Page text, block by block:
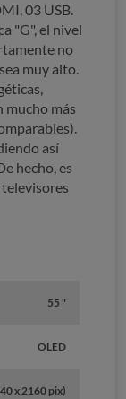
03 USB.
"G", el nivel
no
muy alto.
mucho más
así
hecho, es
55 "
OLED
x 2160 pix)